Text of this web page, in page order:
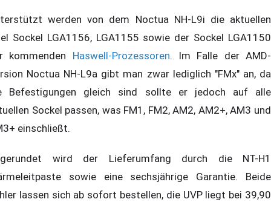
werden von dem Noctua NH-L9i die aktuellen
Sockel LGA1156, LGA1155 sowie der Sockel LGA1150
kommenden Haswell-Prozessoren. Im Falle der AMD-
Noctua NH-L9a gibt man zwar lediglich "FMx" an, da
Befestigungen gleich sind sollte er jedoch auf alle
Sockel passen, was FM1, FM2, AM2, AM2+, AM3 und
einschließt.
wird der Lieferumfang durch die NT-H1
sowie eine sechsjährige Garantie. Beide
lassen sich ab sofort bestellen, die UVP liegt bei 39,90